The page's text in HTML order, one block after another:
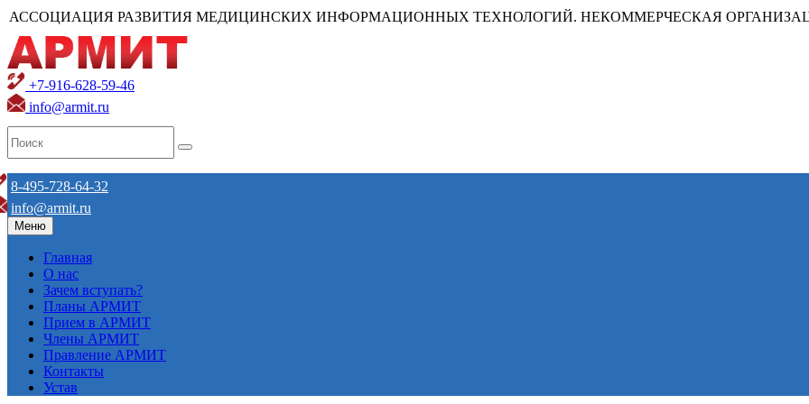
АССОЦИАЦИЯ РАЗВИТИЯ МЕДИЦИНСКИХ ИНФОРМАЦИОННЫХ ТЕХНОЛОГИЙ. НЕКОММЕРЧЕСКАЯ
+7-916-628-59-46
info@armit.ru
8-495-728-64-32
info@armit.ru
Меню
Главная
О нас
Зачем вступать?
Планы АРМИТ
Прием в АРМИТ
Члены АРМИТ
Правление АРМИТ
Контакты
Устав